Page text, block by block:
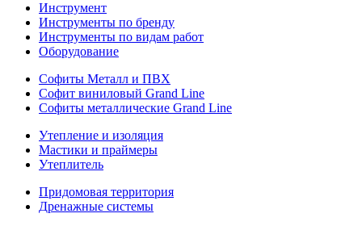
Инструмент
Инструменты по бренду
Инструменты по видам работ
Оборудование
Софиты Металл и ПВХ
Софит виниловый Grand Line
Софиты металлические Grand Line
Утепление и изоляция
Мастики и праймеры
Утеплитель
Придомовая территория
Дренажные системы